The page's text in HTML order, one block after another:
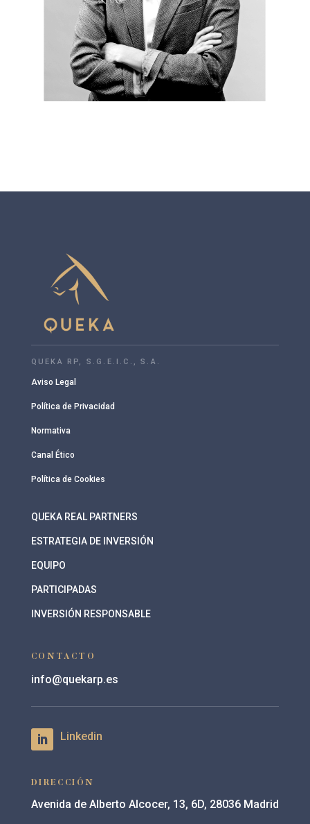
QUEKA RP, S.G.E.I.C., S.A.
Aviso Legal
Política de Privacidad
Normativa
Canal Ético
Política de Cookies
QUEKA REAL PARTNERS
ESTRATEGIA DE INVERSIÓN
EQUIPO
PARTICIPADAS
INVERSIÓN RESPONSABLE
CONTACTO
info@quekarp.es
DIRECCIÓN
Avenida de Alberto Alcocer, 13, 6D, 28036 Madrid